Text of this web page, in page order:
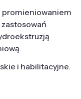
promieniowaniem
i habilitacyjne.